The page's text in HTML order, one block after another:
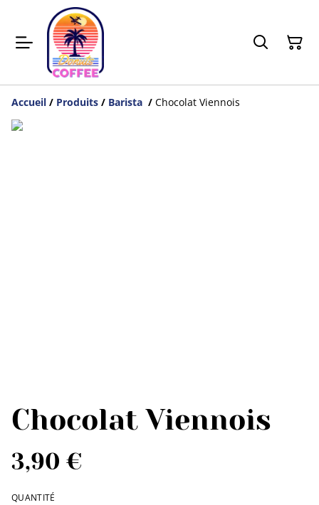
Accueil / Produits / Barista / Chocolat Viennois
Chocolat Viennois
3,90 €
QUANTITÉ